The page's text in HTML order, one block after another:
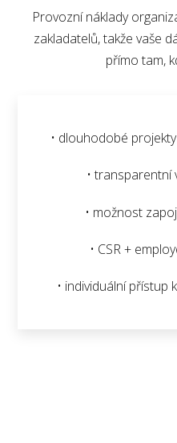
Provozní náklady
zakladatelů, takže vaše
přímo tam,
• dlouhodobé
• transparentní
• možnost
• CSR +
• individuální přístup